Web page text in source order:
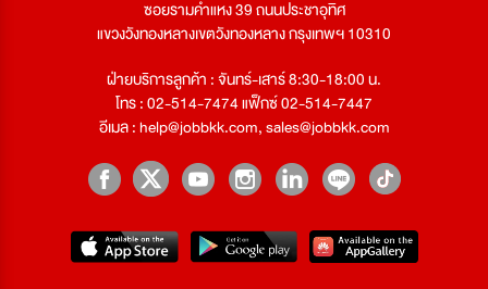
ซอยรามคำแหง 39 ถนนประชาอุทิศ
แขวงวังทองหลางเขตวังทองหลาง กรุงเทพฯ 10310
ฝ่ายบริการลูกค้า : จันทร์-เสาร์ 8:30-18:00 น.
โทร : 02-514-7474 แฟ็กซ์ 02-514-7447
อีเมล :help@jobbkk.com,sales@jobbkk.com